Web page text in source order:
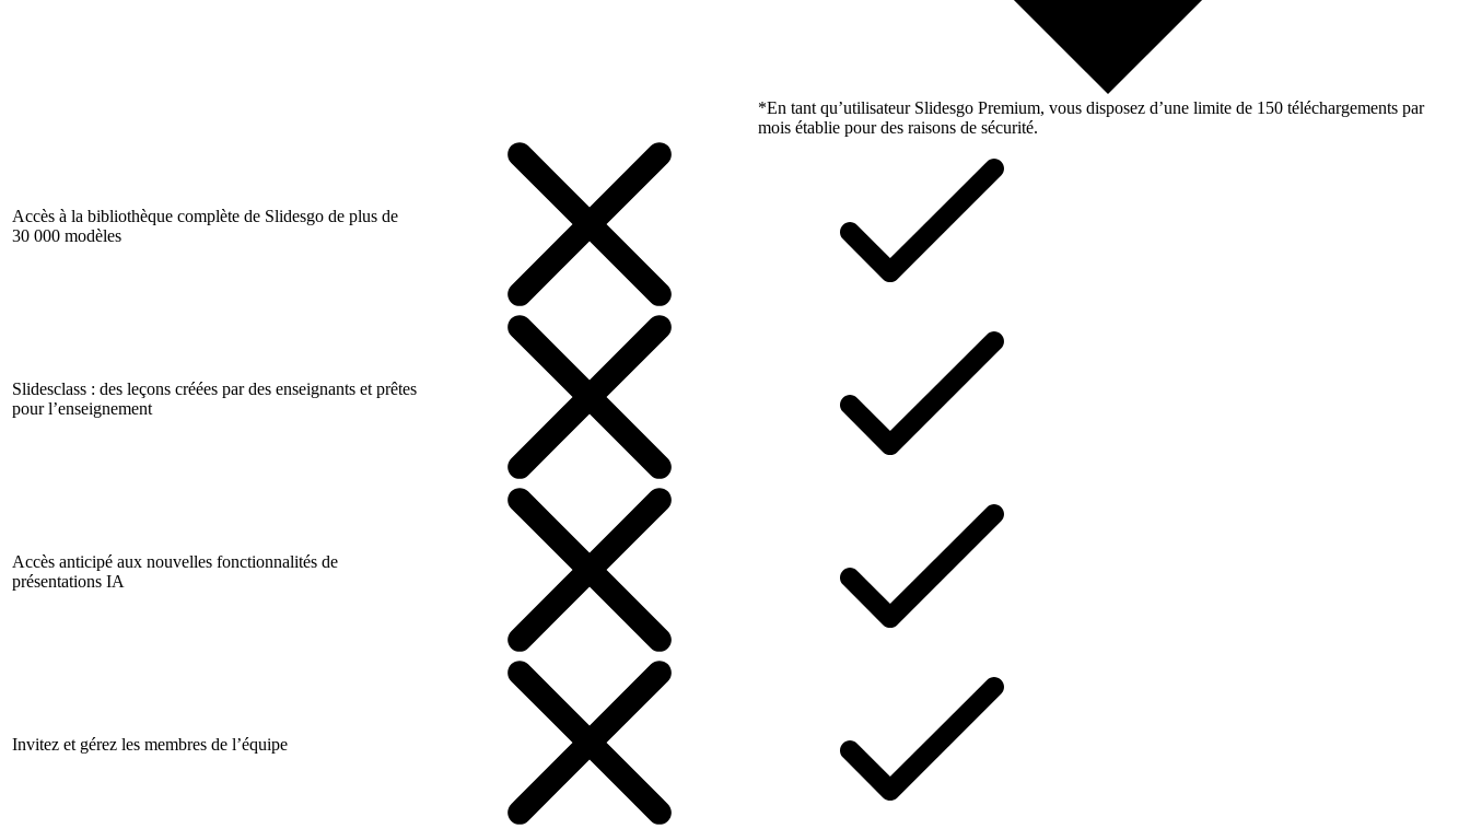
*En tant qu’utilisateur Slidesgo Premium, vous disposez d’une limite de 150 téléchargements par
mois établie pour des raisons de sécurité.
Accès à la bibliothèque complète de Slidesgo de plus de
30 000 modèles
Slidesclass : des leçons créées par des enseignants et prêtes
pour l’enseignement
Accès anticipé aux nouvelles fonctionnalités de
présentations IA
Invitez et gérez les membres de l’équipe